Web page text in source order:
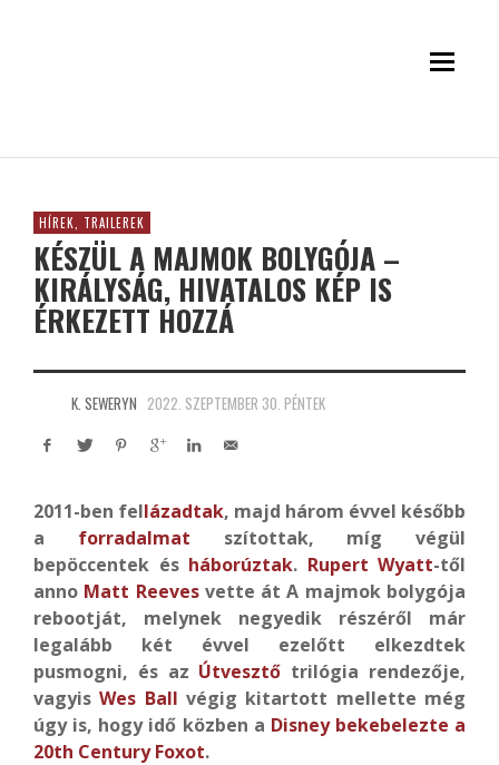
HÍREK, TRAILEREK
KÉSZÜL A MAJMOK BOLYGÓJA –
KIRÁLYSÁG, HIVATALOS KÉP IS
ÉRKEZETT HOZZÁ
K. SEWERYN 2022. SZEPTEMBER 30. PÉNTEK
2011-ben fellázadtak, majd három évvel később
a forradalmat szítottak, míg végül
bepöccentek és háborúztak. Rupert Wyatt-től
anno Matt Reevesvette át A majmok bolygója
rebootját, melynek negyedik részéről már
legalább két évvel ezelőtt elkezdtek
pusmogni, és az Útvesztő trilógia rendezője,
vagyisWes Ball végig kitartott mellette még
úgy is, hogy idő közben a Disney bekebelezte a
20th Century Foxot.